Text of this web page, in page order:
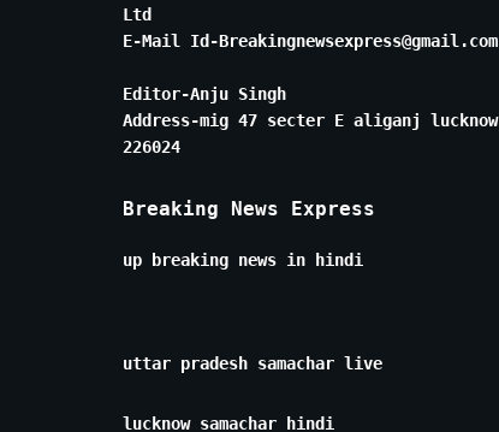
Ltd
E-Mail Id-Breakingnewsexpress@gmail.com
Editor-Anju Singh
Address-mig 47 secter E aliganj lucknow
226024
Breaking News Express
up breaking news in hindi
uttar pradesh samachar live
lucknow samachar hindi